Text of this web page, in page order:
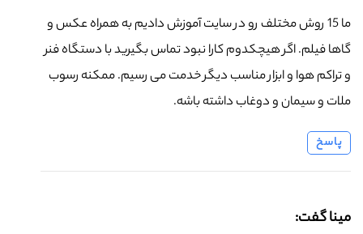
ما 15 روش مختلف رو در سایت آموزش دادیم به همراه عکس و
گاها فیلم. اگر هیچکدوم کارا نبود تماس بگیرید با دستگاه فنر
و تراکم هوا و ابزار مناسب دیگر خدمت می رسیم. ممکنه رسوب
ملات و سیمان و دوغاب داشته باشه.
پاسخ
مینا گفت: